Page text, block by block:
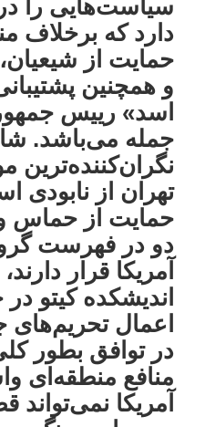
سیاست‌هایی را
دارد که برخلاف
حمایت از
و همچنین
اسد» رییس
جمله می‌باشد.
نگران‌کننده‌ترین
تهران از نابودی
حمایت از حماس
دو در فهرست
آمریکا قرار
اندیشکده کیتو
اعمال تحریم‌های
در توافق بطور
منافع منطقه‌ای
آمریکا